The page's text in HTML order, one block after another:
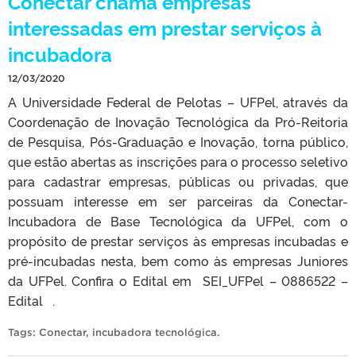
interessadas em prestar serviços à
incubadora
12/03/2020
A Universidade Federal de Pelotas – UFPel, através da
Coordenação de Inovação Tecnológica da Pró-Reitoria
de Pesquisa, Pós-Graduação e Inovação, torna público,
que estão abertas as inscrições para o processo seletivo
para cadastrar empresas, públicas ou privadas, que
possuam interesse em ser parceiras da Conectar-
Incubadora de Base Tecnológica da UFPel, com o
propósito de prestar serviços às empresas incubadas e
pré-incubadas nesta, bem como às empresas Juniores
da UFPel. Confira o Edital em SEI_UFPel – 0886522 –
Edital .
Tags: Conectar, incubadora tecnológica.